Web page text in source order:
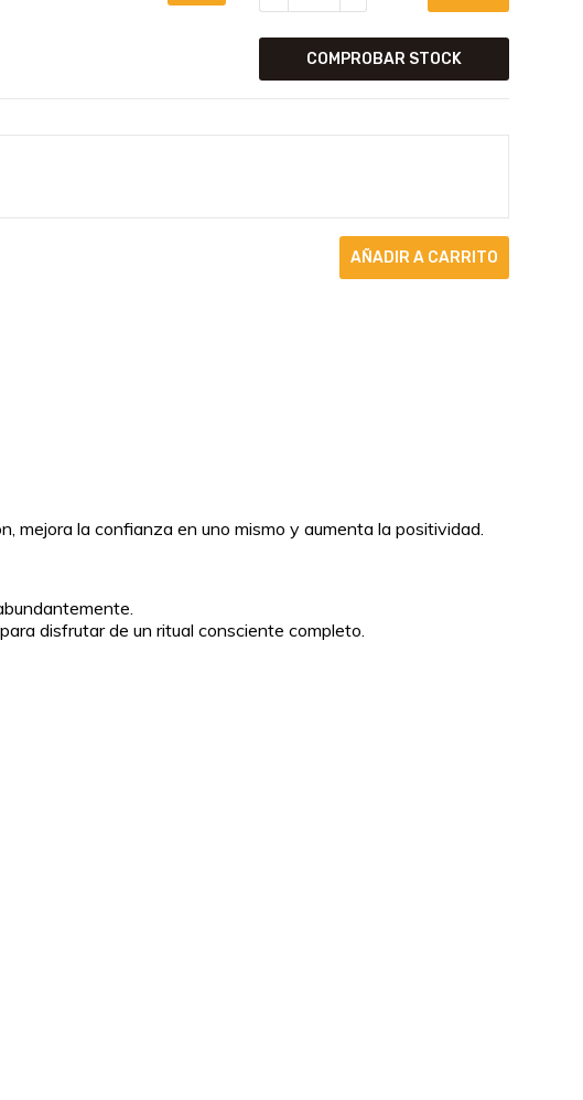
COMPROBAR STOCK
mejora la confianza en uno mismo y aumenta la positividad.
disfrutar de un ritual consciente completo.